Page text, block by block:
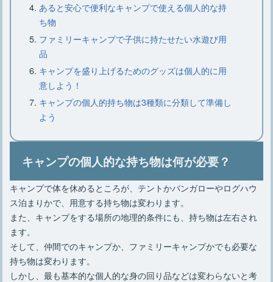
い火の消し方とダメな消し方
利な物、焚き火のやり方
おすすめアイテム厳選8点
あると安心で便利なキャンプで使える個人的な持
ち物
ファミリーキャンプで子供に持たせたい水遊び用
品
キャンプを盛り上げるためのグッズは個人的に用
意しよう！
キャンプの個人的持ち物は3種類に分類して準備し
よう
キャンプの個人的な持ち物は何が必要？
キャンプで体を休めるところが、テントかバンガローやログハウ
ス泊まりかで、用意する持ち物は変わります。
また、キャンプをする場所の地理的条件にも、持ち物は左右され
ます。
そして、仲間でのキャンプか、ファミリーキャンプかでも必要な
持ち物は変わります。
しかし、最も基本的な個人的な身の回り品などは変わらないと考